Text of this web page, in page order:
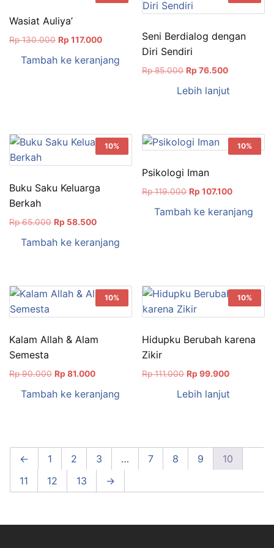
Wasiat Auliya’
Rp130.000 Harga
adalah:
Rp 117.000Harga
ini
Tambah ke keranjang
Seni Berdialog dengan
Diri Sendiri
Rp85.000 Harga
adalah:
Rp 76.500Harga
ini
Lebih lanjut
10%
Buku Saku Keluarga
Berkah
Rp65.000 Harga
adalah:
Rp 58.500Harga
ini
Tambah ke keranjang
10%
Psikologi Iman
Rp119.000 Harga
adalah:
Rp 107.100Harga
ini
Tambah ke keranjang
10%
Kalam Allah & Alam
Semesta
Rp90.000 Harga
adalah:
Rp 81.000Harga
ini
Tambah ke keranjang
10%
Hidupku Berubah karena
Zikir
Rp111.000 Harga
adalah:
Rp 99.900Harga
ini
Lebih lanjut
← 1 2 3 … 7 8 9
10
11
12 13 →